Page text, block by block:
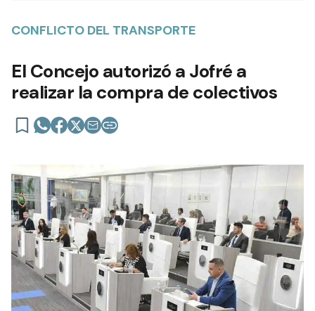
CONFLICTO DEL TRANSPORTE
El Concejo autorizó a Jofré a
realizar la compra de colectivos